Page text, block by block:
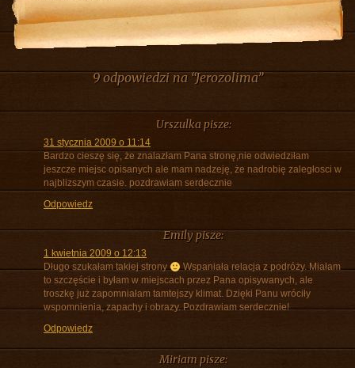
9 odpowiedzi na “Jerozolima”
Urszulkapisze:
31 stycznia 2009 o 11:14
Bardzo cieszę się, że znalazłam Pana stronę,nie odwiedziłam
jeszcze miejsc opisanych ale mam nadzeję, że nadrobię zaległosci w
najblizszym czasie. pozdrawiam serdecznie
Odpowiedz
Emilypisze:
1 kwietnia 2009 o 12:13
Długo szukałam takiej strony
Wspaniała relacja z podróży. Miałam
to szczęście i byłam w miejscach przez Pana opisywanych, ale
troszkę już zapomniałam tamtejszy klimat. Dzięki Panu wróciły
wspomnienia, zapachy i obrazy. Pozdrawiam serdecznie!
Odpowiedz
Miriampisze: